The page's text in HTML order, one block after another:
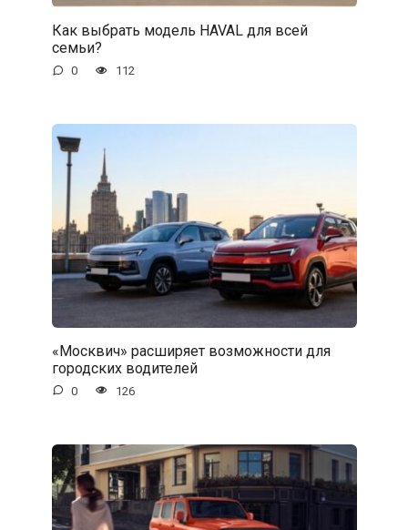
Как выбрать модель HAVAL для всей
семьи?
0 112
«Москвич» расширяет возможности для
городских водителей
0 126